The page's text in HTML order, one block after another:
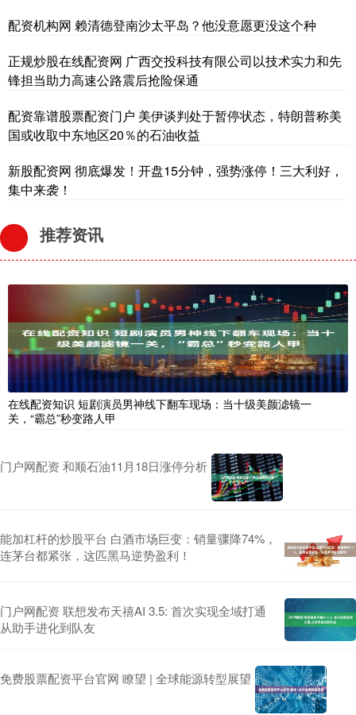
配资机构网 赖清德登南沙太平岛？他没意愿更没这个种
正规炒股在线配资网 广西交投科技有限公司以技术实力和先
锋担当助力高速公路震后抢险保通
配资靠谱股票配资门户 美伊谈判处于暂停状态，特朗普称美
国或收取中东地区20％的石油收益
新股配资网 彻底爆发！开盘15分钟，强势涨停！三大利好，
集中来袭！
推荐资讯
在线配资知识 短剧演员男神线下翻车现场：当十级美颜滤镜一
关，“霸总”秒变路人甲
门户网配资 和顺石油11月18日涨停分析
能加杠杆的炒股平台 白酒市场巨变：销量骤降74%，
连茅台都紧张，这匹黑马逆势盈利！
门户网配资 联想发布天禧AI 3.5: 首次实现全域打通
从助手进化到队友
免费股票配资平台官网 瞭望 | 全球能源转型展望